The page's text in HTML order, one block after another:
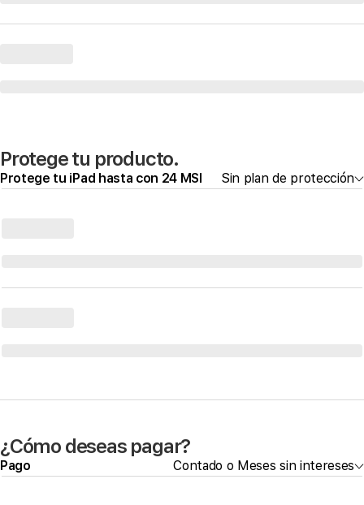
Protege tu producto.
Protege tu iPad hasta con 24 MSI Sin plan de protección
¿Cómo deseas pagar?
Pago Contado o Meses sin intereses